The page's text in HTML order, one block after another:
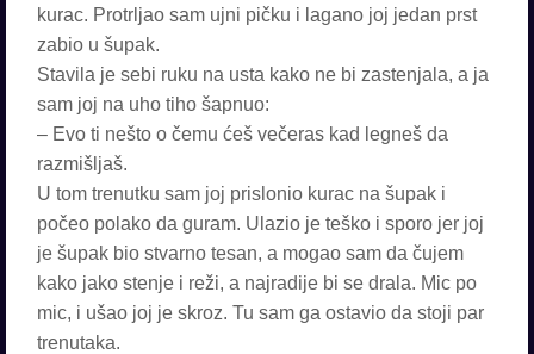
kurac. Protrljao sam ujni pičku i lagano joj jedan prst
zabio u šupak.
Stavila je sebi ruku na usta kako ne bi zastenjala, a ja
sam joj na uho tiho šapnuo:
– Evo ti nešto o čemu ćeš večeras kad legneš da
razmišljaš.
U tom trenutku sam joj prislonio kurac na šupak i
počeo polako da guram. Ulazio je teško i sporo jer joj
je šupak bio stvarno tesan, a mogao sam da čujem
kako jako stenje i reži, a najradije bi se drala. Mic po
mic, i ušao joj je skroz. Tu sam ga ostavio da stoji par
trenutaka.